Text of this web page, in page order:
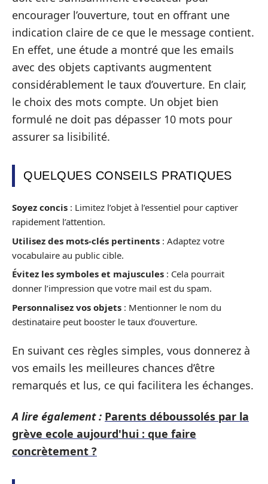
encourager l’ouverture, tout en offrant une
indication claire de ce que le message contient.
En effet, une étude a montré que les emails
avec des objets captivants augmentent
considérablement le taux d’ouverture. En clair,
le choix des mots compte. Un objet bien
formulé ne doit pas dépasser 10 mots pour
assurer sa lisibilité.
QUELQUES CONSEILS PRATIQUES
Soyez concis : Limitez l’objet à l’essentiel pour captiver
rapidement l’attention.
Utilisez des mots-clés pertinents : Adaptez votre
vocabulaire au public cible.
Évitez les symboles et majuscules : Cela pourrait
donner l’impression que votre mail est du spam.
Personnalisez vos objets : Mentionner le nom du
destinataire peut booster le taux d’ouverture.
En suivant ces règles simples, vous donnerez à
vos emails les meilleures chances d’être
remarqués et lus, ce qui facilitera les échanges.
A lire également : Parents déboussolés par la
grève ecole aujourd'hui : que faire
concrètement ?